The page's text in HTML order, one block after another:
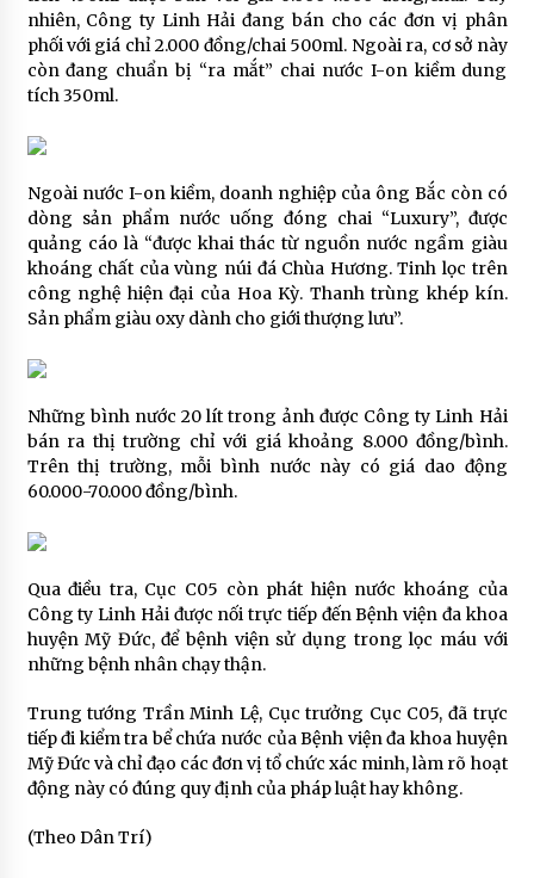
nhiên, Công ty Linh Hải đang bán cho các đơn vị phân
phối với giá chỉ 2.000 đồng/chai 500ml. Ngoài ra, cơ sở này
còn đang chuẩn bị “ra mắt” chai nước I-on kiềm dung
tích 350ml.
Ngoài nước I-on kiềm, doanh nghiệp của ông Bắc còn có
dòng sản phẩm nước uống đóng chai “Luxury”, được
quảng cáo là “được khai thác từ nguồn nước ngầm giàu
khoáng chất của vùng núi đá Chùa Hương. Tinh lọc trên
công nghệ hiện đại của Hoa Kỳ. Thanh trùng khép kín.
Sản phẩm giàu oxy dành cho giới thượng lưu”.
Những bình nước 20 lít trong ảnh được Công ty Linh Hải
bán ra thị trường chỉ với giá khoảng 8.000 đồng/bình.
Trên thị trường, mỗi bình nước này có giá dao động
60.000-70.000 đồng/bình.
Qua điều tra, Cục C05 còn phát hiện nước khoáng của
Công ty Linh Hải được nối trực tiếp đến Bệnh viện đa khoa
huyện Mỹ Đức, để bệnh viện sử dụng trong lọc máu với
những bệnh nhân chạy thận.
Trung tướng Trần Minh Lệ, Cục trưởng Cục C05, đã trực
tiếp đi kiểm tra bể chứa nước của Bệnh viện đa khoa huyện
Mỹ Đức và chỉ đạo các đơn vị tổ chức xác minh, làm rõ hoạt
động này có đúng quy định của pháp luật hay không.
(Theo Dân Trí)